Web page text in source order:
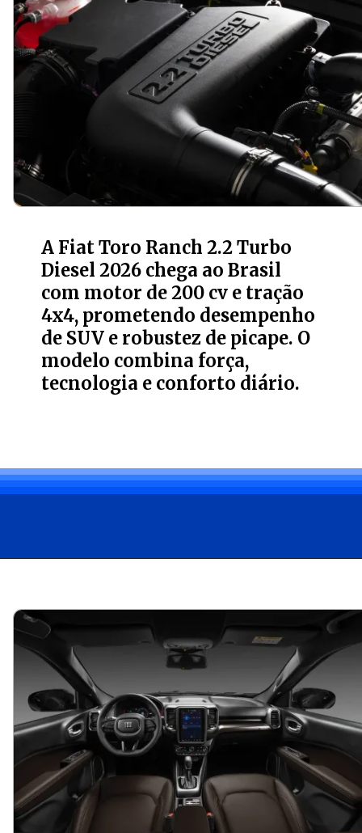
A Fiat Toro Ranch 2.2 Turbo
Diesel 2026 chega ao Brasil
com motor de 200 cv e tração
4x4, prometendo desempenho
de SUV e robustez de picape. O
modelo combina força,
tecnologia e conforto diário.